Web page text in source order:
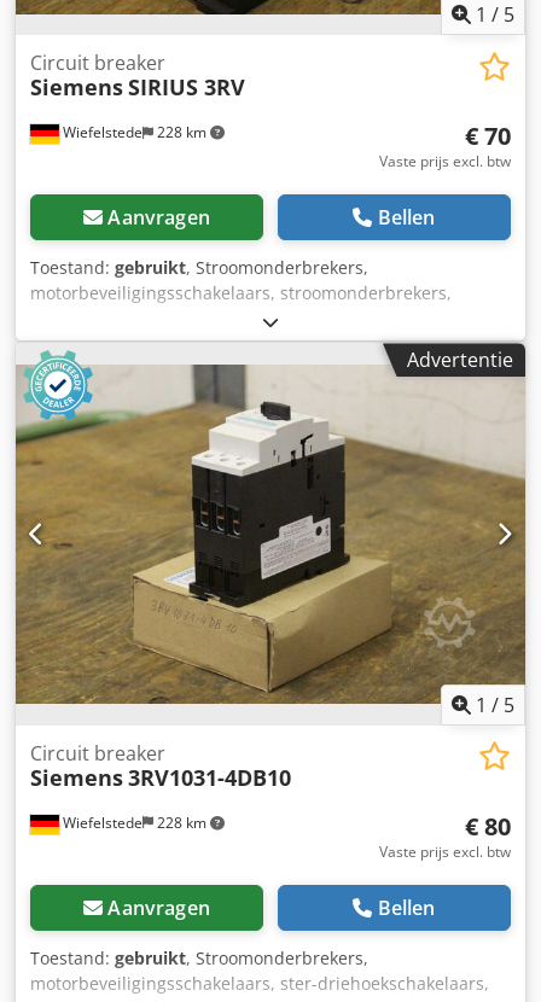
1 / 5
Wiefelstede 228 km
Circuit breaker
SiemensSIRIUS 3RV
€ 70
Vaste prijs excl. btw
Aanvragen Bellen
Toestand: gebruikt, Stroomonderbrekers,
motorbeveiligingsschakelaars, stroomonderbrekers,
laagspanningsnetten, stroomonderbrekers voor
transformator-, generator- en systeembeveiliging,
spanningsvrijschakelaars -Fabrikant: Siemens, Sirius
motorbeveiligingsschakelaar 3RV1742-5GD10 -
Spanningsvrijgave: N3RV1742 -Hulpschakelaar: 3RV1901-
1A/3RV1902-1DBO -Prijs: per stuk Chodoff Sqgjpfx Agrja -
Aantal: 6 stuks -Afmetingen: 170/95/H180 mm -Gewicht: 2,3
Advertentie
1 / 5
Wiefelstede 228 km
Circuit breaker
Siemens3RV1031-4DB10
€ 80
Vaste prijs excl. btw
Aanvragen Bellen
Toestand: gebruikt, Stroomonderbrekers,
motorbeveiligingsschakelaars, ster-driehoekschakelaars,